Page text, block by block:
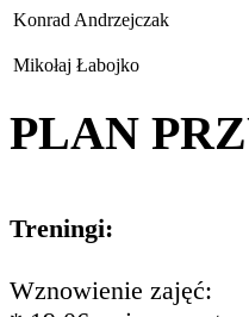
Konrad Andrzejczak
Mikołaj Łabojko
PLAN
Treningi:
Wznowienie zajęć: